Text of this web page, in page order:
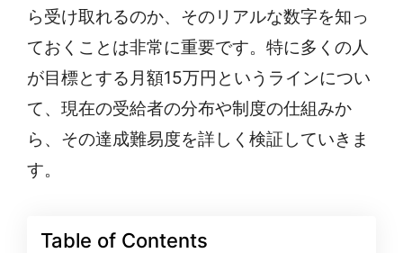
ら受け取れるのか、そのリアルな数字を知っ
ておくことは非常に重要です。特に多くの人
が目標とする月額15万円というラインについ
て、現在の受給者の分布や制度の仕組みか
ら、その達成難易度を詳しく検証していきま
す。
Table of Contents